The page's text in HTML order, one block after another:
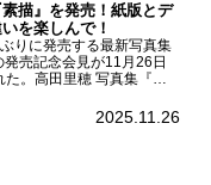
描』を発売！紙版とデ
を楽しんで！
りに発売する最新写真集
発売記念会見が11月26日
た。高田里穂 写真集『素
ビ)に出演するなど女優と
2025.11.26